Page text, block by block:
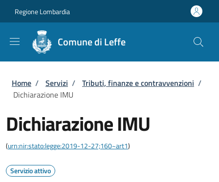
Regione Lombardia
Comune di Leffe
Briciole di pane
Home / Servizi / Tributi, finanze e contravvenzioni /
Dichiarazione IMU
Dichiarazione IMU
(urn:nir:stato:legge:2019-12-27;160~art1)
Servizio attivo